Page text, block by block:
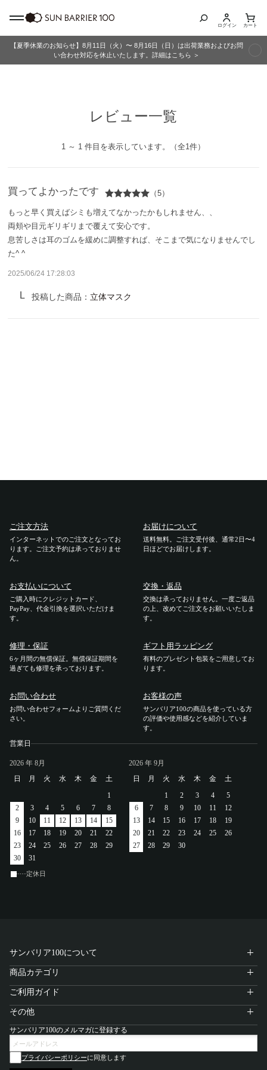
商品カテゴリ
メンズ
キッズ
サンバリア100について
お客様の声
ご利用ガイド
ご注文方法
お届けについて
修理 ・保証
ギフト用ラッピング
よくあるご質問・お問い合わせ
アカウント
ログイン / 新規登録
ログイン カート
【夏季休業のお知らせ】8月11日（火）〜 8月16日（日）は出荷業務およびお問
い合わせ対応を休止いたします。詳細はこちら ＞
レビュー一覧
1 ～ 1 件目を表示しています。（全1件）
買ってよかったです （5）
もっと早く買えばシミも増えてなかったかもしれません、、
両頬や目元ギリギリまで覆えて安心です。
息苦しさは耳のゴムを緩めに調整すれば、そこまで気になりませんでし
た^ ^
2025/06/24 17:28:03
投稿した商品： 立体マスク
ご注文方法
インターネットでのご注文となってお
ります。ご注文予約は承っておりませ
ん。
お届けについて
送料無料。ご注文受付後、通常2日〜4
日ほどでお届けします。
お支払いについて
ご購入時にクレジットカード、
PayPay、代金引換を選択いただけま
す。
交換・返品
交換は承っておりません。一度ご返品
の上、改めてご注文をお願いいたしま
す。
修理・保証
6ヶ月間の無償保証。無償保証期間を
過ぎても修理を承っております。
ギフト用ラッピング
有料のプレゼント包装をご用意してお
ります。
お問い合わせ
お問い合わせフォームよりご質問くだ
さい。
お客様の声
サンバリア100の商品を使っている方
の評価や使用感などを紹介していま
す。
営業日
2026 年 8月
日
月 火 水 木 金
土
1
2
3 4 5 6 7
8
9
10 11 12 13 14
15
16
17 18 19 20 21
22
23
24 25 26 27 28
29
30
31
2026 年 9月
日
月 火 水 木 金
土
1
2 3 4
5
6
7 8 9 10 11
12
13
14 15 16 17 18
19
20
21 22 23 24 25
26
27
28 29 30
定休日
サンバリア100について
商品カテゴリ
ご利用ガイド
その他
サンバリア100のメルマガに登録する
プライバシーポリシーに同意します